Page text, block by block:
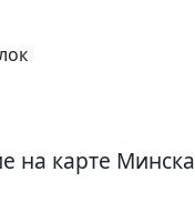
на карте Минска